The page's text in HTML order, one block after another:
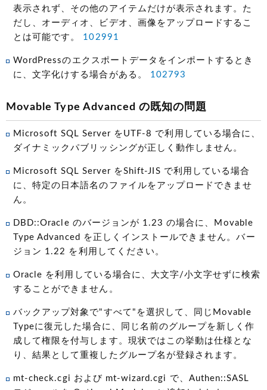
表示されず、その他のアイテムだけが表示されます。た
だし、オーディオ、ビデオ、画像をアップロードするこ
とは可能です。 102991
WordPressのエクスポートデータをインポートするとき
に、文字化けする場合がある。 102793
Movable Type Advanced の既知の問題
Microsoft SQL Server をUTF-8 で利用している場合に、
ダイナミックパブリッシングが正しく動作しません。
Microsoft SQL Server をShift-JIS で利用している場合
に、特定の日本語名のファイルをアップロードできませ
ん。
DBD::Oracle のバージョンが 1.23 の場合に、Movable
Type Advanced を正しくインストールできません。バー
ジョン 1.22 を利用してください。
Oracle を利用している場合に、大文字/小文字せずに検索
することができません。
バックアップ対象で"すべて"を選択して、同じMovable
Typeに復元した場合に、同じ名前のグループを新しく作
成して権限を付与します。現状ではこの挙動は仕様とな
り、結果として重複したグループ名が登録されます。
mt-check.cgi および mt-wizard.cgi で、Authen::SASL